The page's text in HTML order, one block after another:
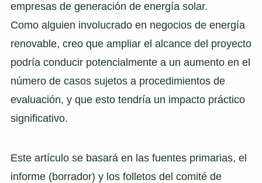
empresas de generación de energía solar.
Como alguien involucrado en negocios de energía
renovable, creo que ampliar el alcance del proyecto
podría conducir potencialmente a un aumento en el
número de casos sujetos a procedimientos de
evaluación, y que esto tendría un impacto práctico
significativo.
Este artículo se basará en las fuentes primarias, el
informe (borrador) y los folletos del comité de